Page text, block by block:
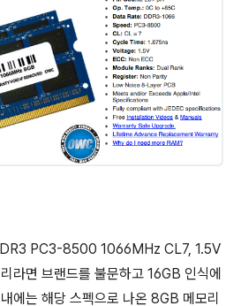
PC3-8500 1066MHz CL7, 1.5V
라면 브랜드를 불문하고 16GB 인식에
에는 해당 스펙으로 나온 8GB 메모리